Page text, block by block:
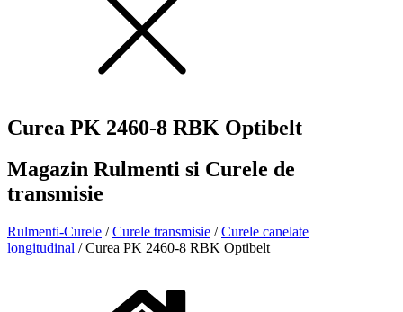
Curea PK 2460-8 RBK Optibelt
Magazin Rulmenti si Curele de
transmisie
Rulmenti-Curele /Curele transmisie /Curele canelate
longitudinal / Curea PK 2460-8 RBK Optibelt